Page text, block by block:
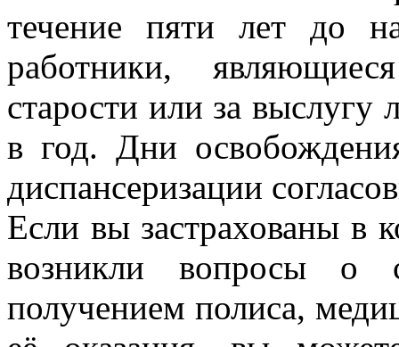
течение пяти лет до
работники,
старости или за выслугу
в год. Дни
диспансеризации
Если вы застрахованы
возникли вопросы о
получением полиса,